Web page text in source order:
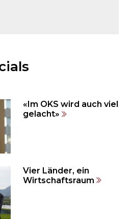
«Im OKS wird auch viel
gelacht»
Vier Länder, ein
Wirtschaftsraum